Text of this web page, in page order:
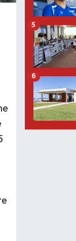
5
6